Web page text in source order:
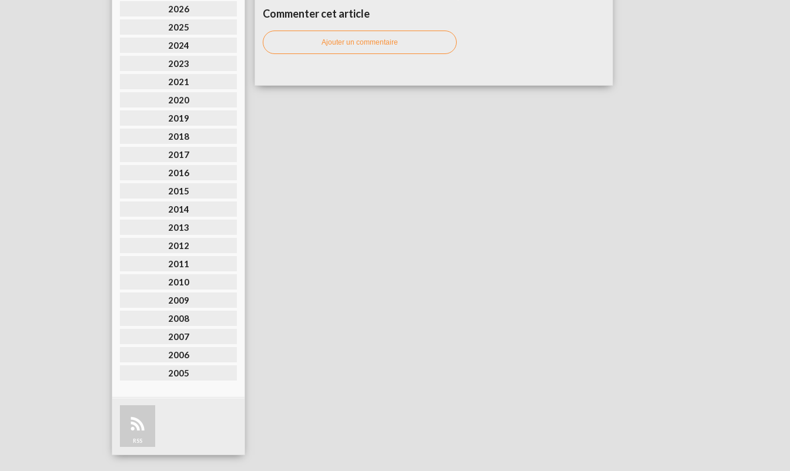
2026
2025
2024
2023
2021
2020
2019
2018
2017
2016
2015
2014
2013
2012
2011
2010
2009
2008
2007
2006
2005
RSS
Commenter cet article
Ajouter un commentaire